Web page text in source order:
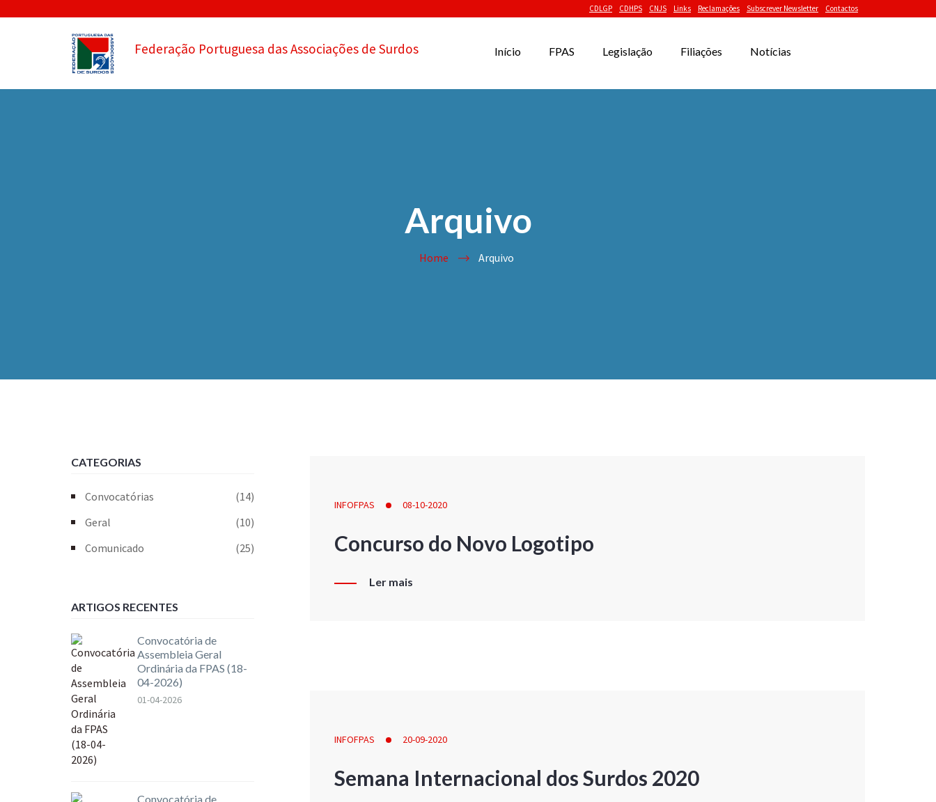
CDLGP CDHPS CNJS Links Reclamações Subscrever Newsletter Contactos
Federação Portuguesa das Associações de Surdos Início FPAS Legislação Filiações Notícias
Arquivo
Home Arquivo
INFOFPAS 08-10-2020
Concurso do Novo Logotipo
Ler mais
INFOFPAS 20-09-2020
Semana Internacional dos Surdos 2020
CATEGORIAS
Convocatórias
(14)
Geral
(10)
Comunicado
(25)
ARTIGOS RECENTES
Convocatória de
Assembleia Geral
Ordinária da FPAS (18-
04-2026)
01-04-2026
Convocatória de